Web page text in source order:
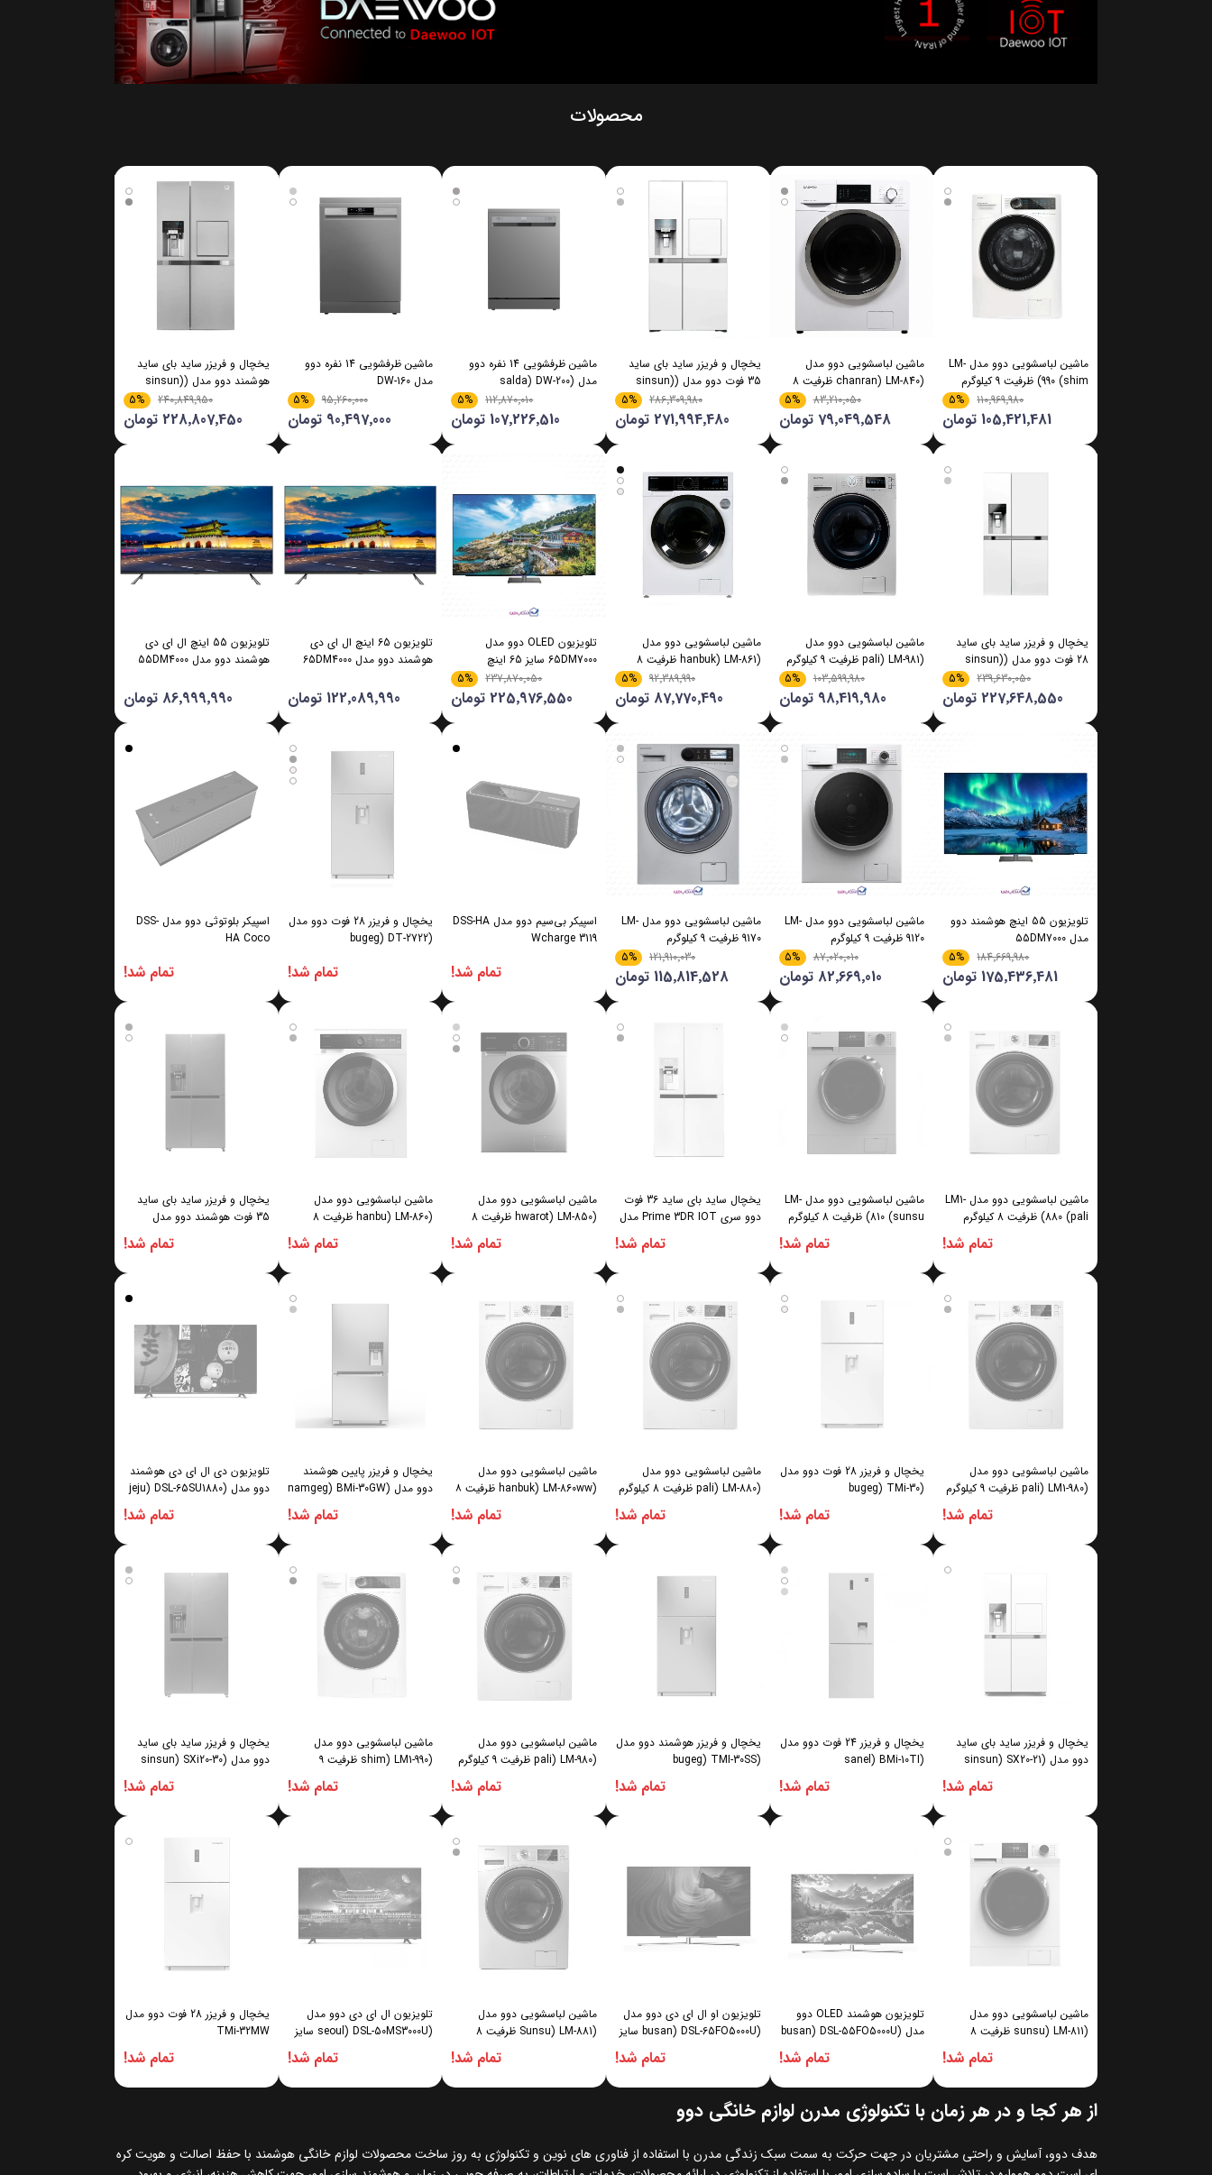
محصولات
ماشین لباسشویی دوو مدل LM-
990 (shim) ظرفیت 9 کیلوگرم
110٬969٬980
5%
105٬421٬481 تومان
ماشین لباسشویی دوو مدل
(chanran) LM-840 ظرفیت 8
83٬210٬050 5%
79٬049٬548 تومان
یخچال و فریزر ساید بای ساید
35 فوت دوو مدل (sinsun)
286٬309٬980 5%
271٬994٬480 تومان
ماشین ظرفشویی 14 نفره دوو
مدل (salda) DW-200
112٬870٬010
5%
107٬226٬510 تومان
ماشین ظرفشویی 14 نفره دوو
مدل DW-160
95٬260٬000
5%
90٬497٬000 تومان
یخچال و فریزر ساید بای ساید
هوشمند دوو مدل (sinsun)
240٬849٬950 5%
228٬807٬450 تومان
یخچال و فریزر ساید بای ساید
28 فوت دوو مدل (sinsun)
239٬630٬050 5%
227٬648٬550 تومان
ماشین لباسشویی دوو مدل
(pali) LM-981 ظرفیت 9 کیلوگرم
103٬599٬980
5%
98٬419٬980 تومان
ماشین لباسشویی دوو مدل
(hanbuk) LM-861 ظرفیت 8
92٬389٬990 5%
87٬770٬490 تومان
تلویزیون OLED دوو مدل
65DM7000 سایز 65 اینچ
237٬870٬050
5%
225٬976٬550 تومان
تلویزیون 65 اینچ ال ای دی
هوشمند دوو مدل 65DM4000
122٬089٬990 تومان
تلویزیون 55 اینچ ال ای دی
هوشمند دوو مدل 55DM4000
86٬999٬990 تومان
تلویزیون 55 اینچ هوشمند دوو
مدل 55DM7000
184٬669٬980
5%
175٬436٬481 تومان
ماشین لباسشویی دوو مدل LM-
9120 ظرفیت 9 کیلو‌گرم
87٬020٬010
5%
82٬669٬010 تومان
ماشین لباسشویی دوو مدل LM-
9170 ظرفیت 9 کیلو‌گرم
121٬910٬030
5%
115٬814٬528 تومان
اسپیکر بی‌سیم دوو مدل DSS-HA
Wcharge 3119
تمام شد!
یخچال و فریزر 28 فوت دوو مدل
(bugeg) DT-2722
تمام شد!
اسپیکر بلوتوثی دوو مدل DSS-
HA Coco
تمام شد!
ماشین لباسشویی دوو مدل LM1-
880 (pali) ظرفیت 8 کیلوگرم
تمام شد!
ماشین لباسشویی دوو مدل LM-
810 (sunsu) ظرفیت 8 کیلوگرم
تمام شد!
یخچال ساید بای ساید 36 فوت
دوو سری Prime 3DR IOT مدل
تمام شد!
ماشین لباسشویی دوو مدل
(hwarot) LM-850 ظرفیت 8
تمام شد!
ماشین لباسشویی دوو مدل
(hanbu) LM-860 ظرفیت 8
تمام شد!
یخچال و فریزر ساید بای ساید
35 فوت هوشمند دوو مدل
تمام شد!
ماشین لباسشویی دوو مدل
(pali) LM1-980 ظرفیت 9 کیلوگرم
تمام شد!
یخچال و فریزر 28 فوت دوو مدل
(bugeg) TMi-30
تمام شد!
ماشین لباسشویی دوو مدل
(pali) LM-880 ظرفیت 8 کیلوگرم
تمام شد!
ماشین لباسشویی دوو مدل
(hanbuk) LM-860ww ظرفیت ۸
کیلوگرم رنگ سفید پنل سفیدتمام شد!
یخچال و فریزر پایین هوشمند
دوو مدل (namgeg) BMi-30GW
تمام شد!
تلویزیون دی ال ای دی هوشمند
دوو مدل (jeju) DSL-65SU1880
تمام شد!
یخچال و فریزر ساید بای ساید
دوو مدل (sinsun) SX20-21
تمام شد!
یخچال و فریزر 24 فوت دوو مدل
(sanel) BMi-10TI
تمام شد!
یخچال و فریزر هوشمند دوو مدل
(bugeg) TMI-30SS
تمام شد!
ماشین لباسشویی دوو مدل
(pali) LM-980 ظرفیت 9 کیلوگرم
تمام شد!
ماشین لباسشویی دوو مدل
(shim) LM1-990 ظرفیت ۹
تمام شد!
یخچال و فریزر ساید بای ساید
دوو مدل (sinsun) SXi20-30
تمام شد!
ماشین لباسشویی دوو مدل
(sunsu) LM-811 ظرفیت 8
تمام شد!
تلویزیون هوشمند OLED دوو
مدل (busan) DSL-55FO5000U
تمام شد!
تلویزیون او ال ای دی دوو مدل
(busan) DSL-65FO5000U سایز
تمام شد!
ماشین لباسشویی دوو مدل
(Sunsu) LM-881 ظرفیت 8
تمام شد!
تلویزیون ال ای دی دوو مدل
(seoul) DSL-50MS3000U سایز
تمام شد!
یخچال و فریزر 28 فوت دوو مدل
TMi-32MW
تمام شد!
از هر کجا و در هر زمان با تکنولوژی مدرن لوازم خانگی دوو
هدف دوو، آسایش و راحتی مشتریان در جهت حرکت به سمت سبک زندگی مدرن با استفاده از فناوری های نوین و تکنولوژی به روز ساخت محصولات لوازم خانگی هوشمند با حفظ اصالت و هویت کره